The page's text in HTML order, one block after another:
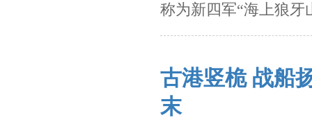
称为新四军“海上狼牙
古港竖桅 战船
末